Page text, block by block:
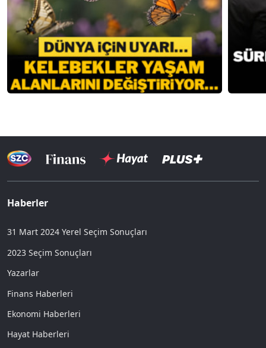
Haberler
31 Mart 2024 Yerel Seçim Sonuçları
2023 Seçim Sonuçları
Yazarlar
Finans Haberleri
Ekonomi Haberleri
Hayat Haberleri